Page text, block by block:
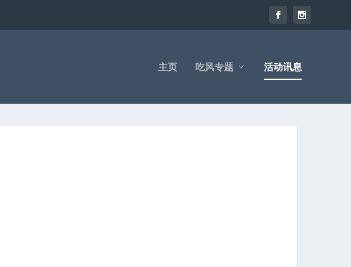
主页 吃风专题 活动讯息